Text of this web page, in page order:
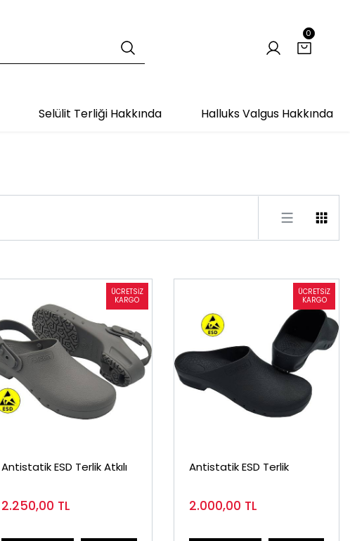
0
Selülit Terliği Hakkında Halluks Valgus Hakkında
Antistatik ESD Terlik Atkılı
2.250,00 TL
Antistatik ESD Terlik
2.000,00 TL